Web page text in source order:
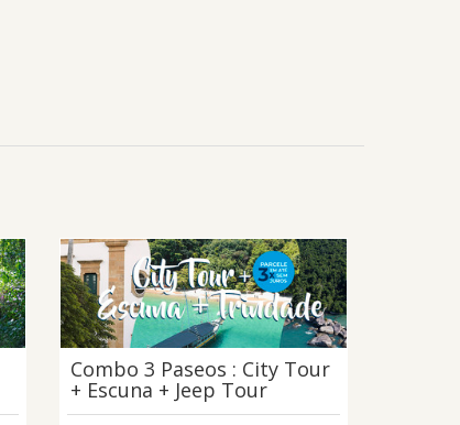
Combo 3 Paseos : City Tour
+ Escuna + Jeep Tour